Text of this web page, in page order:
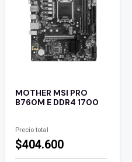
MOTHER MSI PRO
B760M E DDR4 1700
Precio total
$404.600